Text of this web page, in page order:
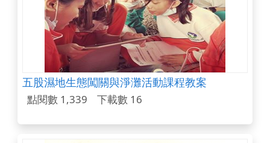
五股濕地生態闖關與淨灘活動課程教案
點閱數 1,339 下載數 16